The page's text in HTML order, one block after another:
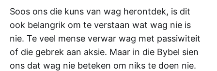
Soos ons die kuns van wag herontdek, is dit
ook belangrik om te verstaan wat wag nie is
nie. Te veel mense verwar wag met passiwiteit
of die gebrek aan aksie. Maar in die Bybel sien
ons dat wag nie beteken om niks te doen nie.